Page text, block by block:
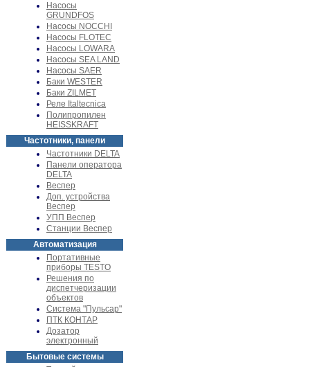
Насосы
GRUNDFOS
Насосы NOCCHI
Насосы FLOTEC
Насосы LOWARA
Насосы SEA LAND
Насосы SAER
Баки WESTER
Баки ZILMET
Реле Italtecnica
Полипропилен
HEISSKRAFT
Частотники, панели
Частотники DELTA
Панели оператора
DELTA
Веспер
Доп. устройства
Веспер
УПП Веспер
Станции Веспер
Автоматизация
Портативные
приборы TESTO
Решения по
диспетчеризации
объектов
Система "Пульсар"
ПТК КОНТАР
Дозатор
электронный
Бытовые системы